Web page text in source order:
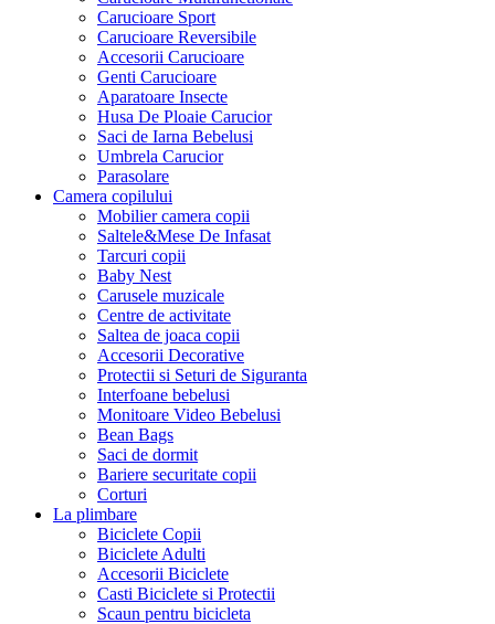
Carucioare Sport
Carucioare Reversibile
Accesorii Carucioare
Genti Carucioare
Aparatoare Insecte
Husa De Ploaie Carucior
Saci de Iarna Bebelusi
Umbrela Carucior
Parasolare
Camera copilului
Mobilier camera copii
Saltele&Mese De Infasat
Tarcuri copii
Baby Nest
Carusele muzicale
Centre de activitate
Saltea de joaca copii
Accesorii Decorative
Protectii si Seturi de Siguranta
Interfoane bebelusi
Monitoare Video Bebelusi
Bean Bags
Saci de dormit
Bariere securitate copii
Corturi
La plimbare
Biciclete Copii
Biciclete Adulti
Accesorii Biciclete
Casti Biciclete si Protectii
Scaun pentru bicicleta